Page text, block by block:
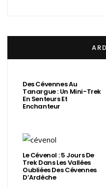
Des Cévennes Au
Tanargue : Un Mini-Trek
En Senteurs Et
Enchanteur
Le Cévenol : 5 Jours De
Trek Dans Les Vallées
Oubliées Des Cévennes
D’Ardèche